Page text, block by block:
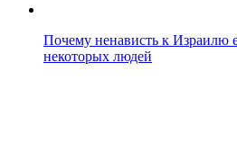
Почему ненависть к Израилю
некоторых людей